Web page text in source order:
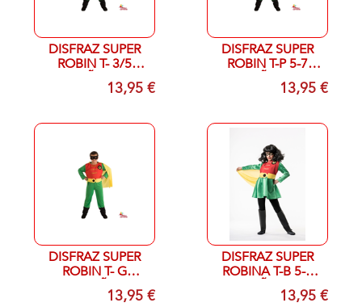
DISFRAZ SUPER
ROBIN T- 3/5
AÑOS13,95 €
DISFRAZ SUPER
ROBIN T-P 5-7
AÑOS13,95 €
DISFRAZ SUPER
ROBIN T- G
8/10AÑOS13,95 €
DISFRAZ SUPER
ROBINA T-B 5-7
AÑOS13,95 €